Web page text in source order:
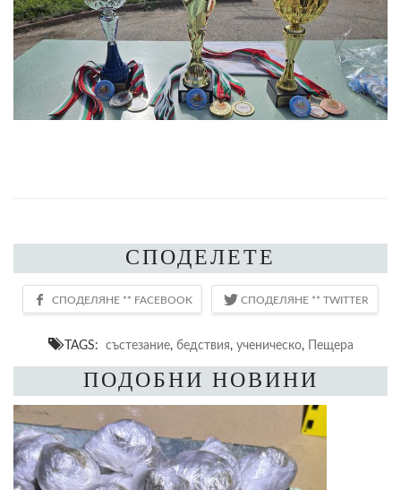
СПОДЕЛЕТЕ
TAGS: състезание, бедствия, ученическо, Пещера
ПОДОБНИ НОВИНИ